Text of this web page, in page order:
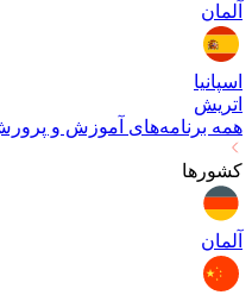
آلمان
اسپانیا
اتریش
همه برنامه‌های آموزش و
کشورها
آلمان